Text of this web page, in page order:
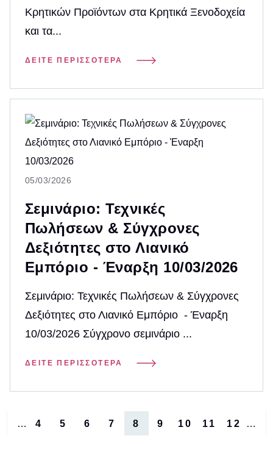
Κρητικών Προϊόντων στα Κρητικά Ξενοδοχεία
και τα...
ΔΕΊΤΕ ΠΕΡΙΣΣΌΤΕΡΑ
05/03/2026
Σεμινάριο: Τεχνικές
Πωλήσεων & Σύγχρονες
Δεξιότητες στο Λιανικό
Εμπόριο - Έναρξη 10/03/2026
Σεμινάριο: Τεχνικές Πωλήσεων & Σύγχρονες
Δεξιότητες στο Λιανικό Εμπόριο - Έναρξη
10/03/2026 Σύγχρονο σεμινάριο ...
ΔΕΊΤΕ ΠΕΡΙΣΣΌΤΕΡΑ
Σελιδοποίηση
…
4
5
6
7
8
9
10
11
12 …